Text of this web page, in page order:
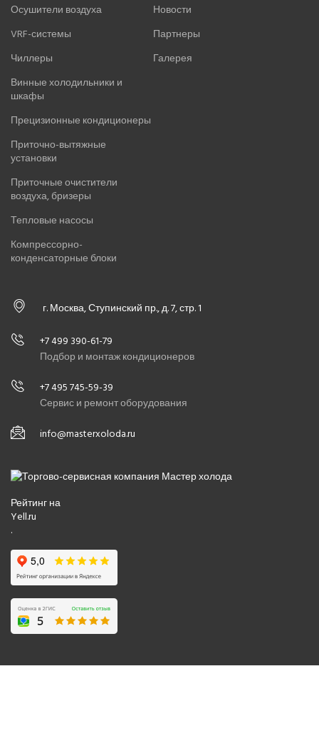
Осушители воздуха
VRF-системы
Чиллеры
Винные холодильники и
шкафы
Прецизионные кондиционеры
Приточно-вытяжные
установки
Приточные очистители
воздуха, бризеры
Тепловые насосы
Компрессорно-
конденсаторные блоки
Новости
Партнеры
Галерея
г. Москва, Ступинский пр., д. 7, стр. 1
+7 499 390-61-79
Подбор и монтаж кондиционеров
+7 495 745-59-39
Сервис и ремонт оборудования
info@masterxoloda.ru
Рейтинг на
Yell.ru
.